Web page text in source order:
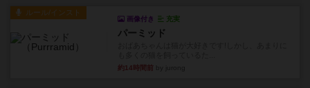
ルール/インスト
画像付き 充実
パーミッド
約14時間前